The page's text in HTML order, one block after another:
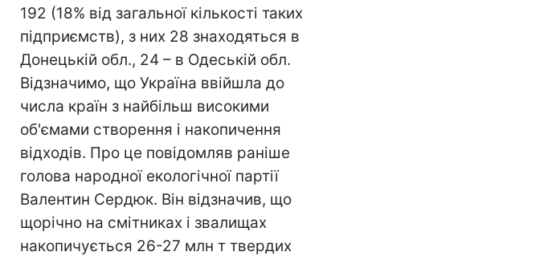
192 (18% від загальної кількості таких
підприємств), з них 28 знаходяться в
Донецькій обл., 24 – в Одеській обл.
Відзначимо, що Україна ввійшла до
числа країн з найбільш високими
об'ємами створення і накопичення
відходів. Про це повідомляв раніше
голова народної екологічної партії
Валентин Сердюк. Він відзначив, що
щорічно на смітниках і звалищах
накопичується 26-27 млн т твердих